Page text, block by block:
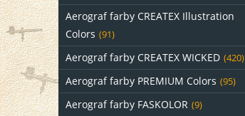
Aerograf farby CREATEX Illustration
Colors (91)
Aerograf farby CREATEX WICKED (420)
Aerograf farby PREMIUM Colors (95)
Aerograf farby FASKOLOR (9)